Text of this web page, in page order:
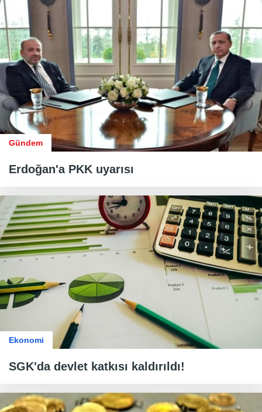
Gündem
Erdoğan'a PKK uyarısı
Ekonomi
SGK'da devlet katkısı kaldırıldı!